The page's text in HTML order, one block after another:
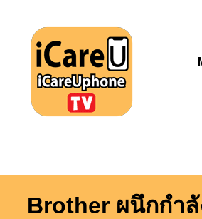
content
Brother ผนึกกำ